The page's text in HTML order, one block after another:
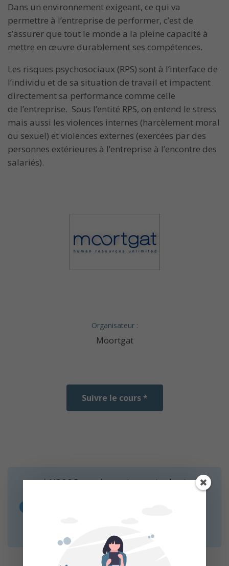
Dans un environnement exigeant, ce qui va
permettre à l’entreprise de performer, c’est de
s’assurer que tout le monde a la pleine capacité à
mettre en œuvre durablement ses compétences.
Les risques psychosociaux (RPS) sont à l’interface de
l’individu et de sa situation de travail et impactent
directement sa performance comme celle
de l’entreprise. Sous l’entité RPS, on entend le stress
mais aussi les violences internes (harcèlement moral
ou sexuel) et violences externes (exercées par des
personnes extérieures à l’entreprise à l’encontre des
salariés).
Organisateur :
Moortgat
Suivre le cours *
* MOOC Francophone est un service de mise en